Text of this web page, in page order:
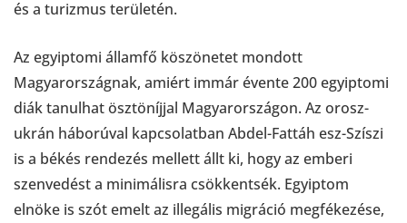
és a turizmus területén.
Az egyiptomi államfő köszönetet mondott
Magyarországnak, amiért immár évente 200 egyiptomi
diák tanulhat ösztöníjjal Magyarországon. Az orosz-
ukrán háborúval kapcsolatban Abdel-Fattáh esz-Szíszi
is a békés rendezés mellett állt ki, hogy az emberi
szenvedést a minimálisra csökkentsék. Egyiptom
elnöke is szót emelt az illegális migráció megfékezése,